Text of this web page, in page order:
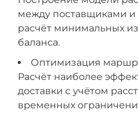
между поставщиками и
расчёт минимальных
баланса.
Оптимизация
Расчёт наиболее
доставки с учётом
временных